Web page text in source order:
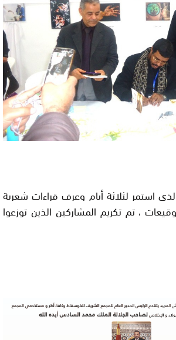
استمر لثلاثة أيام وعرف قراءات شعرية
، تم تكريم المشاركين الذين توزعوا